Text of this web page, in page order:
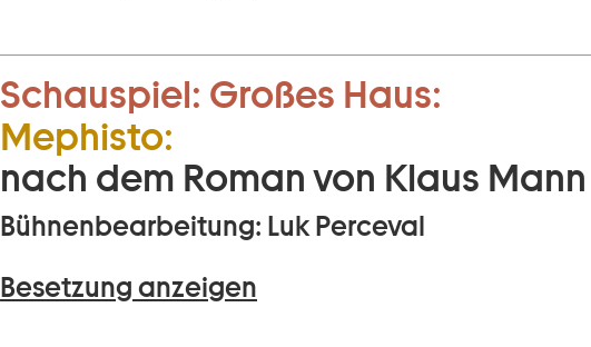
Schauspiel: Großes Haus:
Mephisto:
nach dem Roman von Klaus Mann
Bühnenbearbeitung: Luk Perceval
Besetzung anzeigen